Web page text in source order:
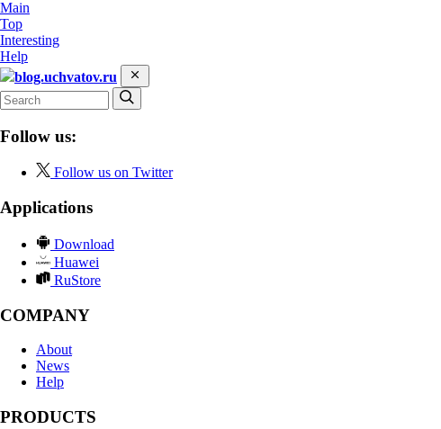
Main
Top
Interesting
Help
blog.uchvatov.ru
Follow us:
Follow us on Twitter
Applications
Download
Huawei
RuStore
COMPANY
About
News
Help
PRODUCTS